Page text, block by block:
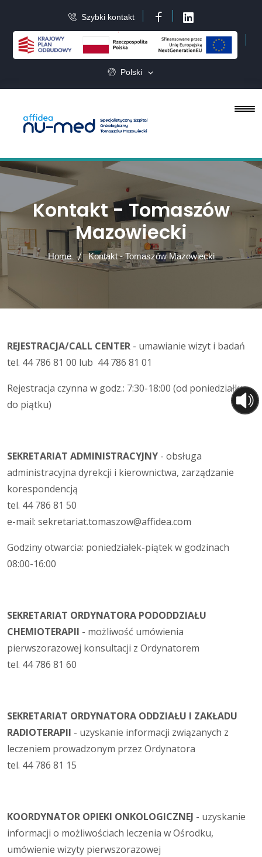
Szybki kontakt
Polski
Kontakt - Tomaszów
Mazowiecki
Home Kontakt - Tomaszów Mazowiecki
REJESTRACJA/CALL CENTER - umawianie wizyt i badań
tel. 44 786 81 00 lub 44 786 81 01
Rejestracja czynna w godz.: 7:30-18:00 (od poniedziałku
do piątku)
SEKRETARIAT ADMINISTRACYJNY - obsługa
administracyjna dyrekcji i kierownictwa, zarządzanie
korespondencją
tel. 44 786 81 50
e-mail: sekretariat.tomaszow@affidea.com
Godziny otwarcia: poniedziałek-piątek w godzinach
08:00-16:00
SEKRETARIAT ORDYNATORA PODODDZIAŁU
CHEMIOTERAPII - możliwość umówienia
pierwszorazowej konsultacji z Ordynatorem
tel. 44 786 81 60
SEKRETARIAT ORDYNATORA ODDZIAŁU I ZAKŁADU
RADIOTERAPII - uzyskanie informacji związanych z
leczeniem prowadzonym przez Ordynatora
tel. 44 786 81 15
KOORDYNATOR OPIEKI ONKOLOGICZNEJ - uzyskanie
informacji o możliwościach leczenia w Ośrodku,
umówienie wizyty pierwszorazowej